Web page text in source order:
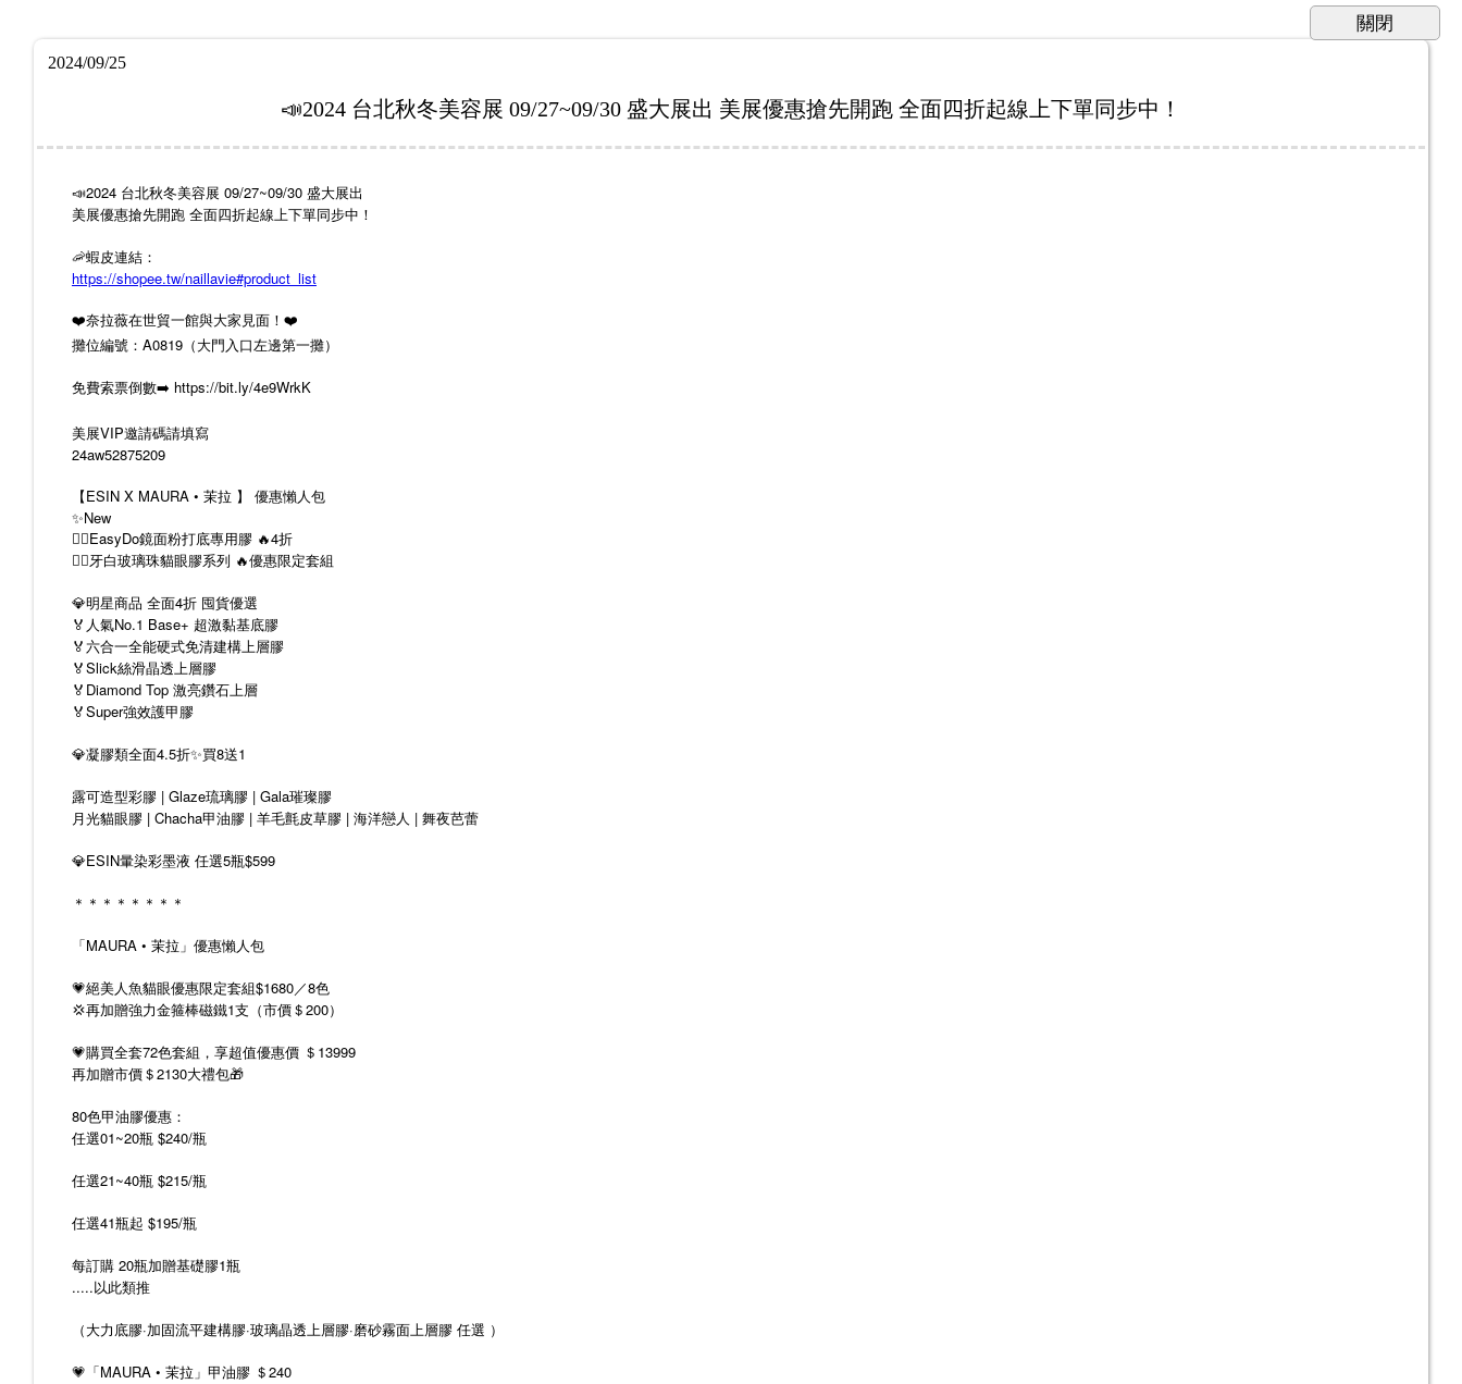
2024/09/25
📣2024 台北秋冬美容展 09/27~09/30 盛大展出 美展優惠搶先開跑 全面四折起線上下單同步中！
📣2024 台北秋冬美容展 09/27~09/30 盛大展出
美展優惠搶先開跑 全面四折起線上下單同步中！
🦐蝦皮連結：
https://shopee.tw/naillavie#product_list
❤️奈拉薇在世貿一館與大家見面！❤️
攤位編號：A0819（大門入口左邊第一攤）
免費索票倒數➡️ https://bit.ly/4e9WrkK
美展VIP邀請碼請填寫
24aw52875209
【ESIN X MAURA • 茉拉 】 優惠懶人包
✨New
❤️‍🔥EasyDo鏡面粉打底專用膠 🔥4折
❤️‍🔥牙白玻璃珠貓眼膠系列 🔥優惠限定套組
💎明星商品 全面4折 囤貨優選
🏅人氣No.1 Base+ 超激黏基底膠
🏅六合一全能硬式免清建構上層膠
🏅Slick絲滑晶透上層膠
🏅Diamond Top 激亮鑽石上層
🏅Super強效護甲膠
💎凝膠類全面4.5折✨買8送1
露可造型彩膠 | Glaze琉璃膠 | Gala璀璨膠
月光貓眼膠 | Chacha甲油膠 | 羊毛氈皮草膠 | 海洋戀人 | 舞夜芭蕾
💎ESIN暈染彩墨液 任選5瓶$599
＊＊＊＊＊＊＊＊
「MAURA • 茉拉」優惠懶人包
💗絕美人魚貓眼優惠限定套組$1680／8色
💢再加贈強力金箍棒磁鐵1支（市價＄200）
💗購買全套72色套組，享超值優惠價 ＄13999
再加贈市價＄2130大禮包🎁
80色甲油膠優惠：
任選01~20瓶 $240/瓶
任選21~40瓶 $215/瓶
任選41瓶起 $195/瓶
每訂購 20瓶加贈基礎膠1瓶
.....以此類推
（大力底膠·加固流平建構膠·玻璃晶透上層膠·磨砂霧面上層膠 任選 ）
💗「MAURA • 茉拉」甲油膠 ＄240